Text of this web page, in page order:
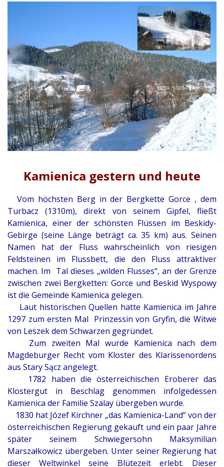
Kamienica gestern und heute
Vom höchsten Berg in der Bergkette Gorce , dem
Turbacz (1310m), direkt von seinem Gipfel, fließt
Kamienica, einer der schönsten Flüssen im Beskidy-
Gebirge (seine Länge beträgt ca. 35 km) aus. Seinen
Namen hat der Fluss wahrscheinlich von riesigen
Feldsteinen im Flussbett, die den Fluss attraktiver
machen. Im Tal dieses „wilden Flusses“, an der Grenze
zwischen zwei Bergketten: Gorce und Beskid Wyspowy
ist die Gemeinde Kamienica gelegen.
Laut historischen Quellen hatte Kamienica im Jahre
1297 zum ersten Mal Prinzessin von Gryfin, die Witwe
von Leszek dem Schwarzen gegründet.
Zum zweiten Mal wurde Kamienica nach dem
Magdeburger Recht vom Kloster des Klarissenordens
aus Stary Sącz angelegt.
1782 haben die österreichischen Eroberer das
Klostergut in Beschlag genommen infolgedessen
Kamienica der Familie Szalay übergeben wurde.
1830 hat Józef Kirchner „das Kamienica-Land“ von der
österreichischen Regierung gekauft und ein paar Jahre
später seinem Schwiegersohn Maksymilian
Marszałkowicz übergeben. Unter seiner Regierung hat
dieser Weltwinkel seine Blütezeit erlebt. Dieser